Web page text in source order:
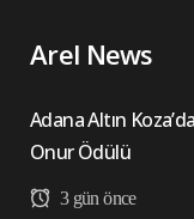
Arel News
Adana Altın
Onur Ödülü
3 gün önce